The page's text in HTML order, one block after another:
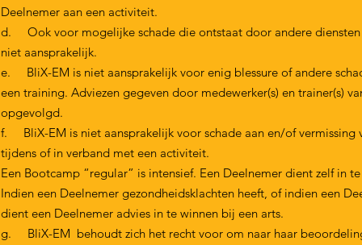
Deelnemer aan een activiteit.
d. Ook voor mogelijke schade die ontstaat door andere diensten
niet aansprakelijk.
e. BliX-EM is niet aansprakelijk voor enig blessure of andere
een training. Adviezen gegeven door medewerker(s) en trainer(s)
opgevolgd.
f. BliX-EM is niet aansprakelijk voor schade aan en/of
tijdens of in verband met een activiteit.
Een Bootcamp “regular” is intensief. Een Deelnemer dient zelf in
Indien een Deelnemer gezondheidsklachten heeft, of indien een
dient een Deelnemer advies in te winnen bij een arts.
g. BliX-EM behoudt zich het recht voor om naar haar